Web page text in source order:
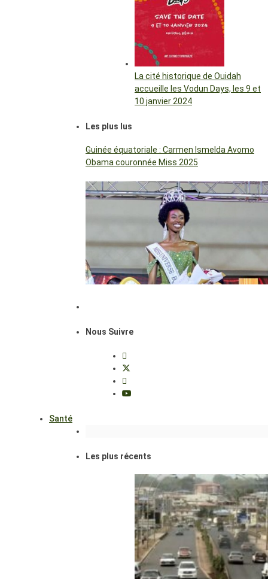
La cité historique de Ouidah
accueille les Vodun Days, les 9 et
10 janvier 2024
Les plus lus
Guinée équatoriale : Carmen Ismelda Avomo
Obama couronnée Miss 2025
Nous Suivre
Santé
Les plus récents